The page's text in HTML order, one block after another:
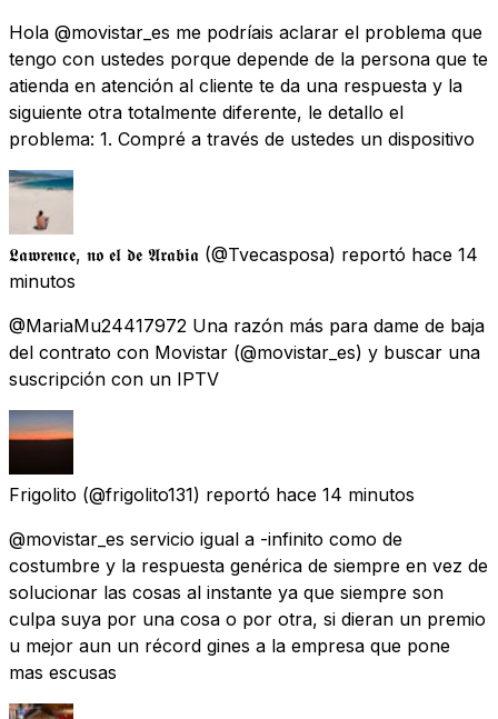
Hola @movistar_es me podríais aclarar el problema que
tengo con ustedes porque depende de la persona que te
atienda en atención al cliente te da una respuesta y la
siguiente otra totalmente diferente, le detallo el
problema: 1. Compré a través de ustedes un dispositivo
𝕷𝖆𝖜𝖗𝖊𝖓𝖈𝖊, 𝖓𝖔 𝖊𝖑 𝖉𝖊 𝕬𝖗𝖆𝖇𝖎𝖆 (@Tvecasposa) reportó hace 14
minutos
@MariaMu24417972 Una razón más para dame de baja
del contrato con Movistar (@movistar_es) y buscar una
suscripción con un IPTV
Frigolito (@frigolito131) reportó hace 14 minutos
@movistar_es servicio igual a -infinito como de
costumbre y la respuesta genérica de siempre en vez de
solucionar las cosas al instante ya que siempre son
culpa suya por una cosa o por otra, si dieran un premio
u mejor aun un récord gines a la empresa que pone
mas escusas